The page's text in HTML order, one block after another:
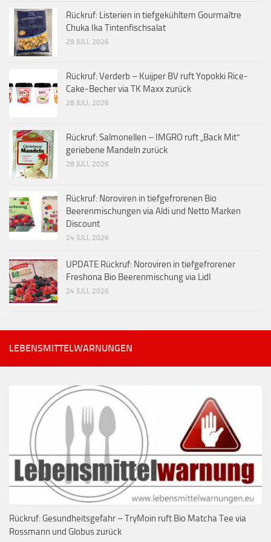
Rückruf: Listerien in tiefgekühltem Gourmaître
Chuka Ika Tintenfischsalat
29 JULI, 2026
Rückruf: Verderb – Kuijper BV ruft Yopokki Rice-
Cake-Becher via TK Maxx zurück
28 JULI, 2026
Rückruf: Salmonellen – IMGRO ruft „Back Mit“
geriebene Mandeln zurück
28 JULI, 2026
Rückruf: Noroviren in tiefgefrorenen Bio
Beerenmischungen via Aldi und Netto Marken
Discount
24 JULI, 2026
UPDATE Rückruf: Noroviren in tiefgefrorener
Freshona Bio Beerenmischung via Lidl
24 JULI, 2026
LEBENSMITTELWARNUNGEN
Rückruf: Gesundheitsgefahr – TryMoin ruft Bio Matcha Tee via
Rossmann und Globus zurück